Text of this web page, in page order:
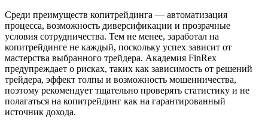
Среди преимуществ копитрейдинга — автоматизация
процесса, возможность диверсификации и прозрачные
условия сотрудничества. Тем не менее, заработал на
копитрейдинге не каждый, поскольку успех зависит от
мастерства выбранного трейдера. Академия FinRex
предупреждает о рисках, таких как зависимость от решений
трейдера, эффект толпы и возможность мошенничества,
поэтому рекомендует тщательно проверять статистику и не
полагаться на копитрейдинг как на гарантированный
источник дохода.